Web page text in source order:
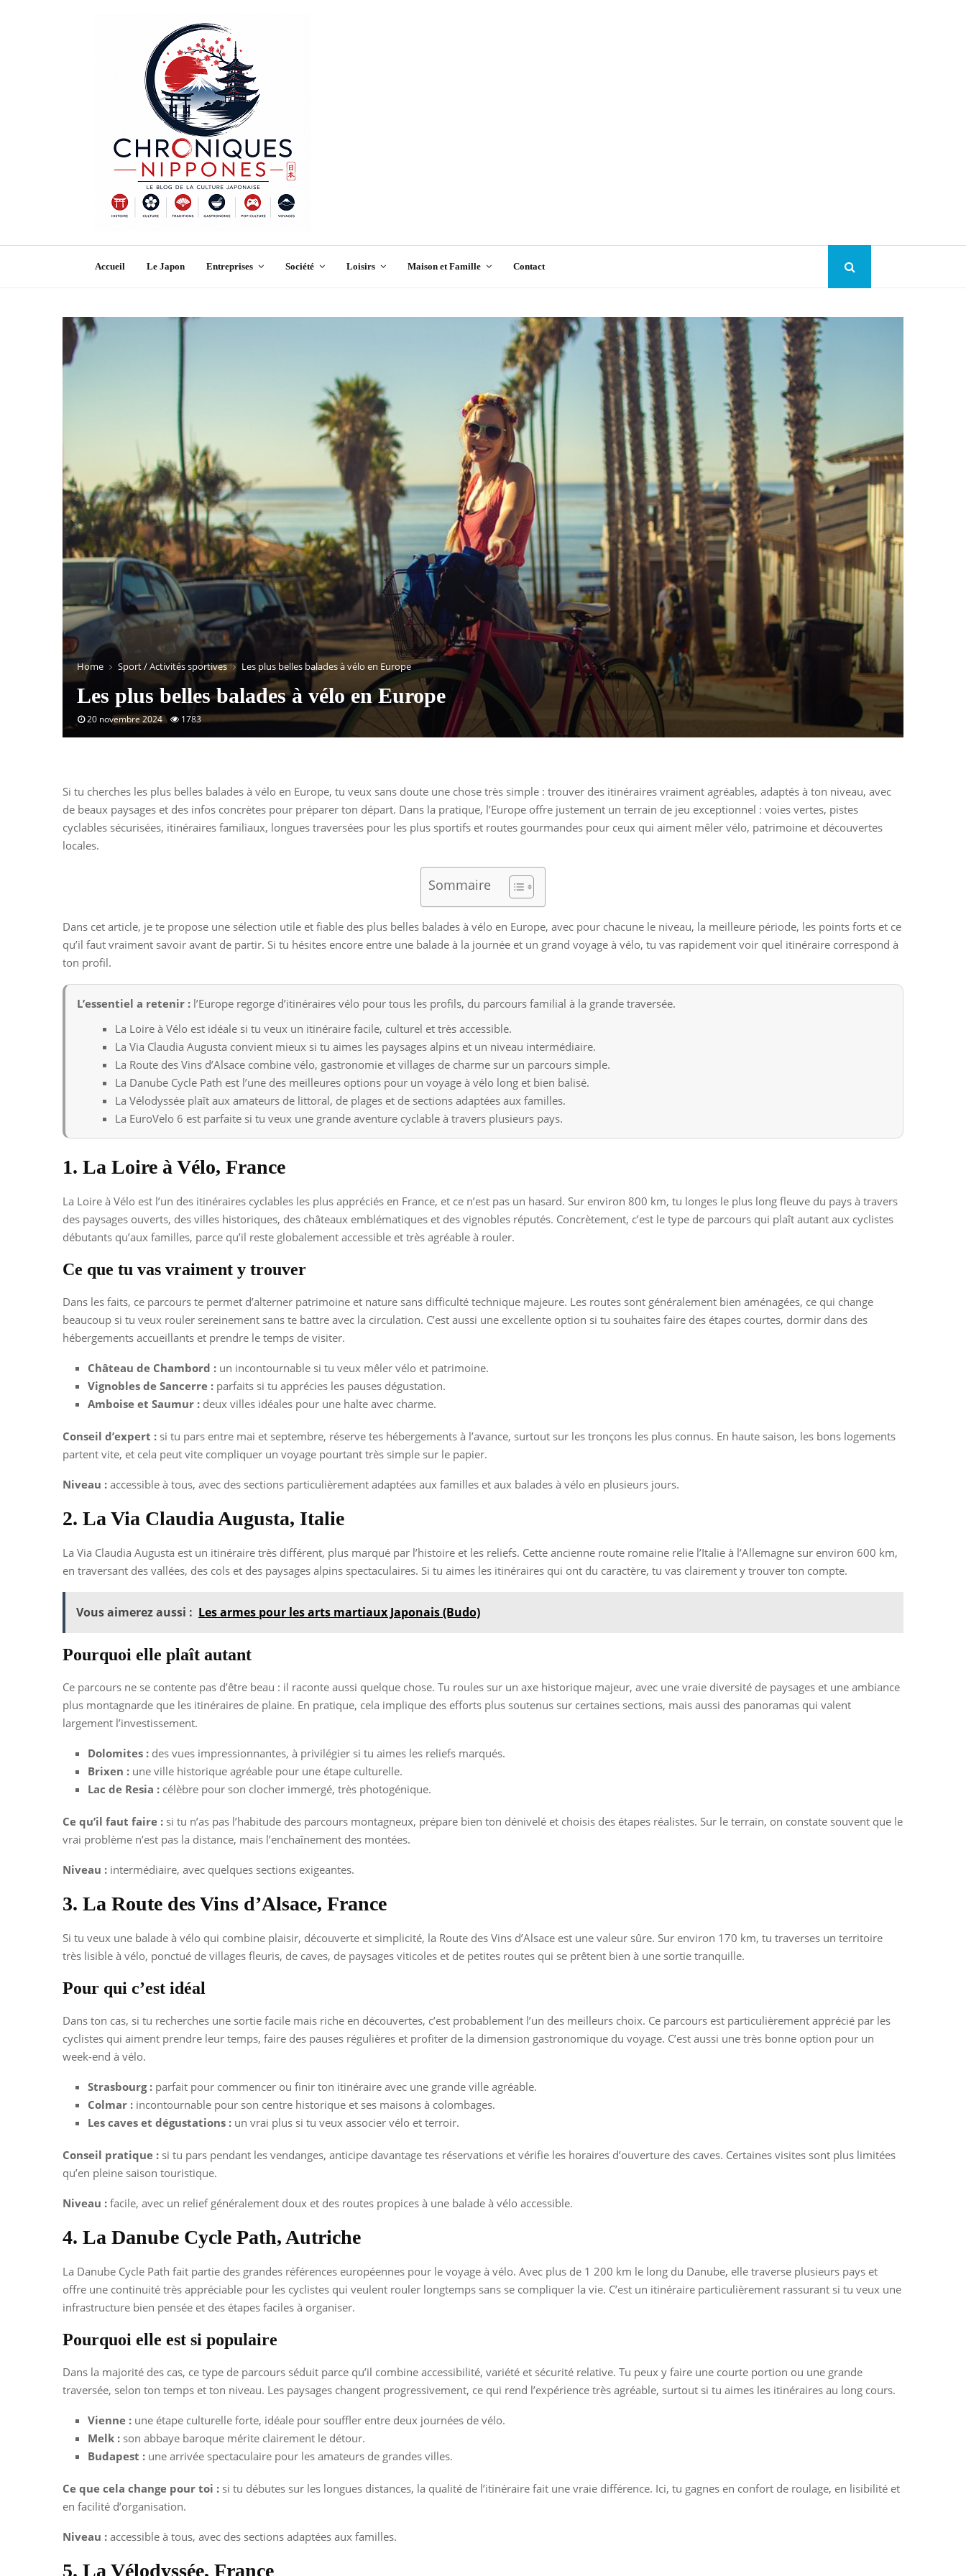
Accueil Le Japon Entreprises Société Loisirs Maison et Famille Contact
Home Sport / Activités sportives Les plus belles balades à vélo en Europe
Les plus belles balades à vélo en Europe
20 novembre 2024 1783
Si tu cherches les plus belles balades à vélo en Europe, tu veux sans doute une chose très simple : trouver des itinéraires vraiment agréables, adaptés à ton niveau, avec
de beaux paysages et des infos concrètes pour préparer ton départ. Dans la pratique, l’Europe offre justement un terrain de jeu exceptionnel : voies vertes, pistes
cyclables sécurisées, itinéraires familiaux, longues traversées pour les plus sportifs et routes gourmandes pour ceux qui aiment mêler vélo, patrimoine et découvertes
locales.
Sommaire
Dans cet article, je te propose une sélection utile et fiable des plus belles balades à vélo en Europe, avec pour chacune le niveau, la meilleure période, les points forts et ce
qu’il faut vraiment savoir avant de partir. Si tu hésites encore entre une balade à la journée et un grand voyage à vélo, tu vas rapidement voir quel itinéraire correspond à
ton profil.
L’essentiel a retenir : l’Europe regorge d’itinéraires vélo pour tous les profils, du parcours familial à la grande traversée.
La Loire à Vélo est idéale si tu veux un itinéraire facile, culturel et très accessible.
La Via Claudia Augusta convient mieux si tu aimes les paysages alpins et un niveau intermédiaire.
La Route des Vins d’Alsace combine vélo, gastronomie et villages de charme sur un parcours simple.
La Danube Cycle Path est l’une des meilleures options pour un voyage à vélo long et bien balisé.
La Vélodyssée plaît aux amateurs de littoral, de plages et de sections adaptées aux familles.
La EuroVelo 6 est parfaite si tu veux une grande aventure cyclable à travers plusieurs pays.
1. La Loire à Vélo, France
La Loire à Vélo est l’un des itinéraires cyclables les plus appréciés en France, et ce n’est pas un hasard. Sur environ 800 km, tu longes le plus long fleuve du pays à travers
des paysages ouverts, des villes historiques, des châteaux emblématiques et des vignobles réputés. Concrètement, c’est le type de parcours qui plaît autant aux cyclistes
débutants qu’aux familles, parce qu’il reste globalement accessible et très agréable à rouler.
Ce que tu vas vraiment y trouver
Dans les faits, ce parcours te permet d’alterner patrimoine et nature sans difficulté technique majeure. Les routes sont généralement bien aménagées, ce qui change
beaucoup si tu veux rouler sereinement sans te battre avec la circulation. C’est aussi une excellente option si tu souhaites faire des étapes courtes, dormir dans des
hébergements accueillants et prendre le temps de visiter.
Château de Chambord : un incontournable si tu veux mêler vélo et patrimoine.
Vignobles de Sancerre : parfaits si tu apprécies les pauses dégustation.
Amboise et Saumur : deux villes idéales pour une halte avec charme.
Conseil d’expert : si tu pars entre mai et septembre, réserve tes hébergements à l’avance, surtout sur les tronçons les plus connus. En haute saison, les bons logements
partent vite, et cela peut vite compliquer un voyage pourtant très simple sur le papier.
Niveau : accessible à tous, avec des sections particulièrement adaptées aux familles et aux balades à vélo en plusieurs jours.
2. La Via Claudia Augusta, Italie
La Via Claudia Augusta est un itinéraire très différent, plus marqué par l’histoire et les reliefs. Cette ancienne route romaine relie l’Italie à l’Allemagne sur environ 600 km,
en traversant des vallées, des cols et des paysages alpins spectaculaires. Si tu aimes les itinéraires qui ont du caractère, tu vas clairement y trouver ton compte.
Vous aimerez aussi : Les armes pour les arts martiaux Japonais (Budo)
Pourquoi elle plaît autant
Ce parcours ne se contente pas d’être beau : il raconte aussi quelque chose. Tu roules sur un axe historique majeur, avec une vraie diversité de paysages et une ambiance
plus montagnarde que les itinéraires de plaine. En pratique, cela implique des efforts plus soutenus sur certaines sections, mais aussi des panoramas qui valent
largement l’investissement.
Dolomites : des vues impressionnantes, à privilégier si tu aimes les reliefs marqués.
Brixen : une ville historique agréable pour une étape culturelle.
Lac de Resia : célèbre pour son clocher immergé, très photogénique.
Ce qu’il faut faire : si tu n’as pas l’habitude des parcours montagneux, prépare bien ton dénivelé et choisis des étapes réalistes. Sur le terrain, on constate souvent que le
vrai problème n’est pas la distance, mais l’enchaînement des montées.
Niveau : intermédiaire, avec quelques sections exigeantes.
3. La Route des Vins d’Alsace, France
Si tu veux une balade à vélo qui combine plaisir, découverte et simplicité, la Route des Vins d’Alsace est une valeur sûre. Sur environ 170 km, tu traverses un territoire
très lisible à vélo, ponctué de villages fleuris, de caves, de paysages viticoles et de petites routes qui se prêtent bien à une sortie tranquille.
Pour qui c’est idéal
Dans ton cas, si tu recherches une sortie facile mais riche en découvertes, c’est probablement l’un des meilleurs choix. Ce parcours est particulièrement apprécié par les
cyclistes qui aiment prendre leur temps, faire des pauses régulières et profiter de la dimension gastronomique du voyage. C’est aussi une très bonne option pour un
week-end à vélo.
Strasbourg : parfait pour commencer ou finir ton itinéraire avec une grande ville agréable.
Colmar : incontournable pour son centre historique et ses maisons à colombages.
Les caves et dégustations : un vrai plus si tu veux associer vélo et terroir.
Conseil pratique : si tu pars pendant les vendanges, anticipe davantage tes réservations et vérifie les horaires d’ouverture des caves. Certaines visites sont plus limitées
qu’en pleine saison touristique.
Niveau : facile, avec un relief généralement doux et des routes propices à une balade à vélo accessible.
4. La Danube Cycle Path, Autriche
La Danube Cycle Path fait partie des grandes références européennes pour le voyage à vélo. Avec plus de 1 200 km le long du Danube, elle traverse plusieurs pays et
offre une continuité très appréciable pour les cyclistes qui veulent rouler longtemps sans se compliquer la vie. C’est un itinéraire particulièrement rassurant si tu veux une
infrastructure bien pensée et des étapes faciles à organiser.
Pourquoi elle est si populaire
Dans la majorité des cas, ce type de parcours séduit parce qu’il combine accessibilité, variété et sécurité relative. Tu peux y faire une courte portion ou une grande
traversée, selon ton temps et ton niveau. Les paysages changent progressivement, ce qui rend l’expérience très agréable, surtout si tu aimes les itinéraires au long cours.
Vienne : une étape culturelle forte, idéale pour souffler entre deux journées de vélo.
Melk : son abbaye baroque mérite clairement le détour.
Budapest : une arrivée spectaculaire pour les amateurs de grandes villes.
Ce que cela change pour toi : si tu débutes sur les longues distances, la qualité de l’itinéraire fait une vraie différence. Ici, tu gagnes en confort de roulage, en lisibilité et
en facilité d’organisation.
Niveau : accessible à tous, avec des sections adaptées aux familles.
5. La Vélodyssée, France